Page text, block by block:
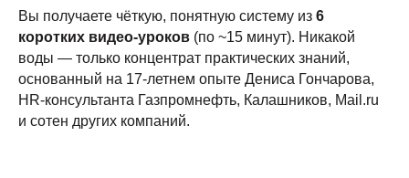
Вы получаете чёткую, понятную систему из 6
коротких видео-уроков (по ~15 минут). Никакой
воды — только концентрат практических знаний,
основанный на 17-летнем опыте Дениса Гончарова,
HR-консультанта Газпромнефть, Калашников, Mail.ru
и сотен других компаний.